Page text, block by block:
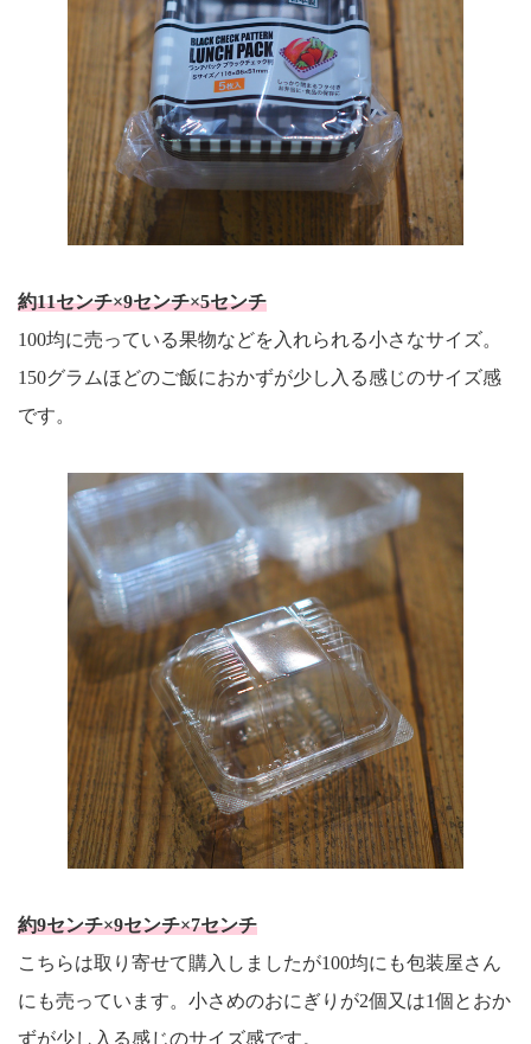
約11センチ×9センチ×5センチ
100均に売っている果物などを入れられる小さなサイズ。
150グラムほどのご飯におかずが少し入る感じのサイズ感
です。
約9センチ×9センチ×7センチ
こちらは取り寄せて購入しましたが100均にも包装屋さん
にも売っています。小さめのおにぎりが2個又は1個とおか
ずが少し入る感じのサイズ感です。